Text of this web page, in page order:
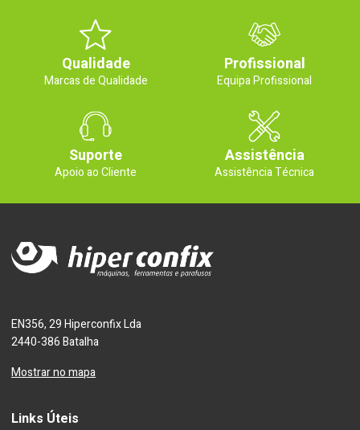
Qualidade
Marcas de Qualidade
Profissional
Equipa Profissional
Suporte
Apoio ao Cliente
Assistência
Assistência Técnica
EN356, 29 Hiperconfix Lda
2440-386 Batalha
Mostrar no mapa
Links Úteis